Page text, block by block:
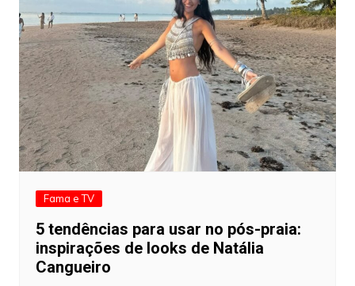
Fama e TV
5 tendências para usar no pós-praia:
inspirações de looks de Natália
Cangueiro